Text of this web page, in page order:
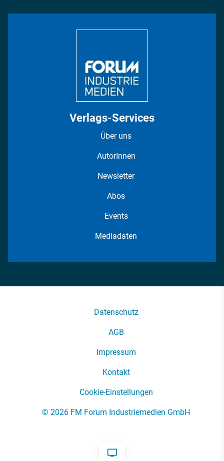
Verlags-Services
Über uns
AutorInnen
Newsletter
Abos
Events
Mediadaten
Datenschutz
AGB
Impressum
Kontakt
Cookie-Einstellungen
© 2026 FM Forum Industriemedien GmbH